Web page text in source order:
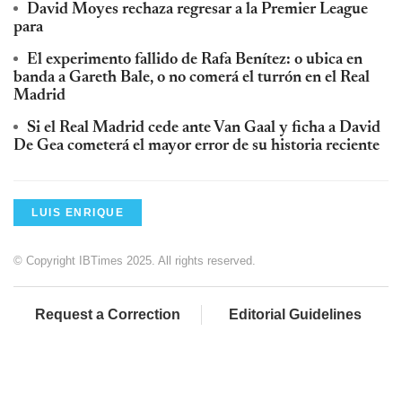
David Moyes rechaza regresar a la Premier League
para
El experimento fallido de Rafa Benítez: o ubica en
banda a Gareth Bale, o no comerá el turrón en el Real
Madrid
Si el Real Madrid cede ante Van Gaal y ficha a David
De Gea cometerá el mayor error de su historia reciente
LUIS ENRIQUE
© Copyright IBTimes 2025. All rights reserved.
Request a Correction Editorial Guidelines